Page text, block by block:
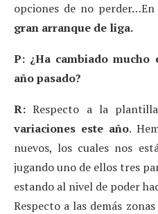
opciones de no
gran arranque de liga.
P: ¿Ha cambiado
año pasado?
R: Respecto a la
variaciones este año.
nuevos, los cuales nos
jugando uno de ellos tres
estando al nivel de poder
Respecto a las demás